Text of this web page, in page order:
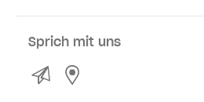
Sprich mit uns
Kontakt